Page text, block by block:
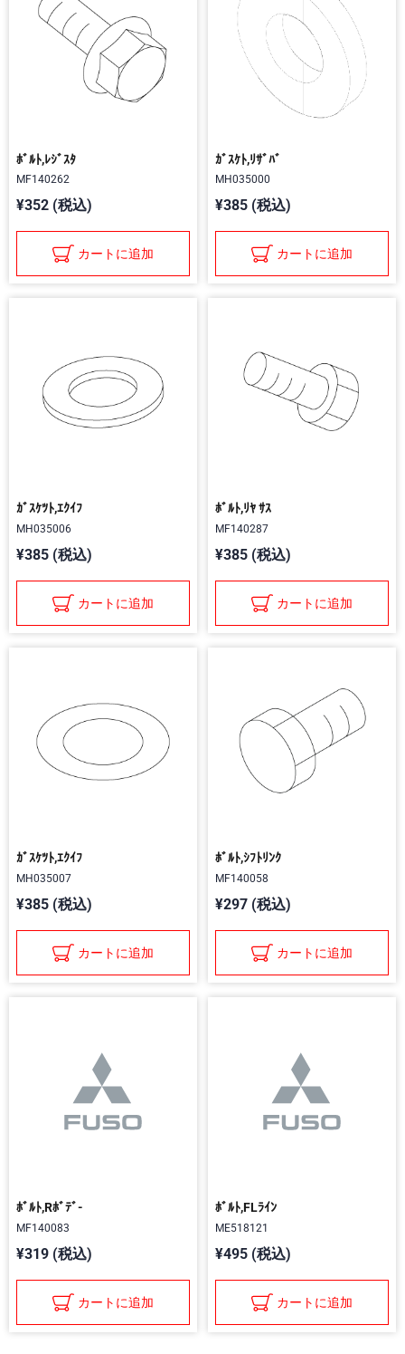
ﾎﾞﾙﾄ,ﾚｼﾞｽﾀ
MF140262
¥352 (税込)
カートに追加
ｶﾞｽｹﾄ,ﾘｻﾞﾊﾞ
MH035000
¥385 (税込)
カートに追加
ｶﾞｽｹﾂﾄ,ｴｸｲﾌ
MH035006
¥385 (税込)
カートに追加
ﾎﾞﾙﾄ,ﾘﾔ ｻｽ
MF140287
¥385 (税込)
カートに追加
ｶﾞｽｹﾂﾄ,ｴｸｲﾌ
MH035007
¥385 (税込)
カートに追加
ﾎﾞﾙﾄ,ｼﾌﾄﾘﾝｸ
MF140058
¥297 (税込)
カートに追加
ﾎﾞﾙﾄ,Rﾎﾞﾃﾞ-
MF140083
¥319 (税込)
カートに追加
ﾎﾞﾙﾄ,FLﾗｲﾝ
ME518121
¥495 (税込)
カートに追加